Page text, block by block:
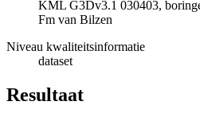
KML G3Dv3.1 030403,
Fm van Bilzen
Niveau kwaliteitsinformatie
dataset
Resultaat